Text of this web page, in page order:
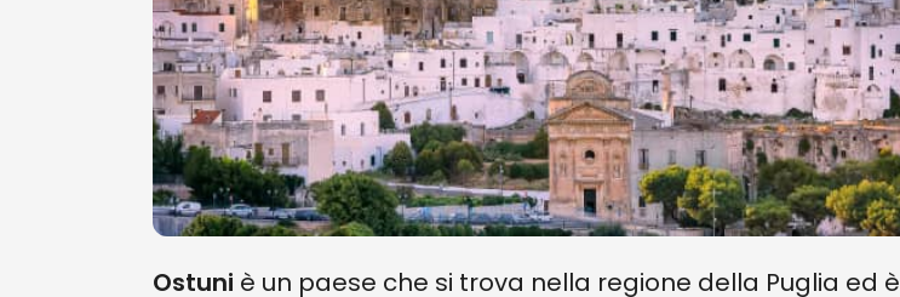
Ostuni è un paese che si trova nella regione della Puglia ed è